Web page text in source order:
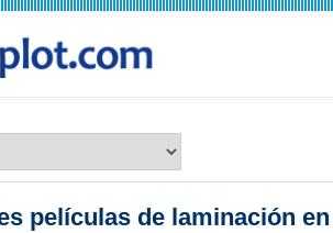
películas de laminación